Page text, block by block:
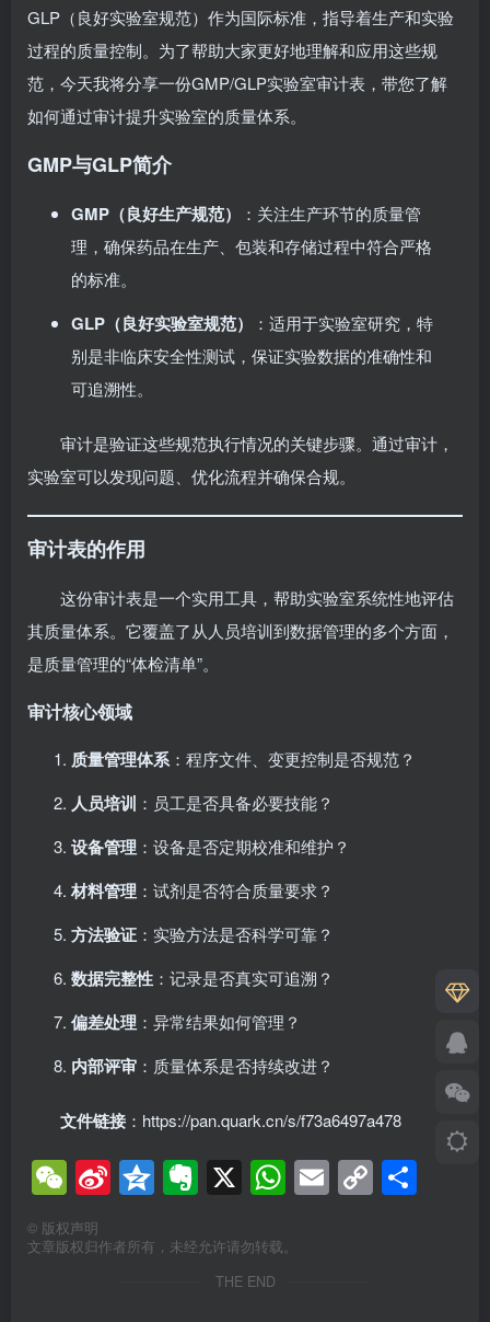
GLP（良好实验室规范）作为国际标准，指导着生产和实验
过程的质量控制。为了帮助大家更好地理解和应用这些规
范，今天我将分享一份GMP/GLP实验室审计表，带您了解
如何通过审计提升实验室的质量体系。
GMP与GLP简介
GMP（良好生产规范）
：关注生产环节的质量管
理，确保药品在生产、包装和存储过程中符合严格
的标准。
GLP（良好实验室规范）
：适用于实验室研究，特
别是非临床安全性测试，保证实验数据的准确性和
可追溯性。
审计是验证这些规范执行情况的关键步骤。通过审计，
实验室可以发现问题、优化流程并确保合规。
审计表的作用
这份审计表是一个实用工具，帮助实验室系统性地评估
其质量体系。它覆盖了从人员培训到数据管理的多个方面，
是质量管理的“体检清单”。
审计核心领域
质量管理体系：程序文件、变更控制是否规范？
人员培训 ：员工是否具备必要技能？
设备管理 ：设备是否定期校准和维护？
材料管理 ：试剂是否符合质量要求？
方法验证 ：实验方法是否科学可靠？
数据完整性 ：记录是否真实可追溯？
偏差处理 ：异常结果如何管理？
内部评审 ：质量体系是否持续改进？
文件链接 ：https://pan.quark.cn/s/f73a6497a478
WeChat
SinaQzone
Evernote
X WhatsApp
Email
Copy
© 版权声明
文章版权归作者所有，未经允许请勿转载。
THE END